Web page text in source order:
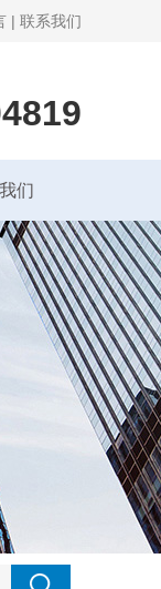
| 联系我们
们